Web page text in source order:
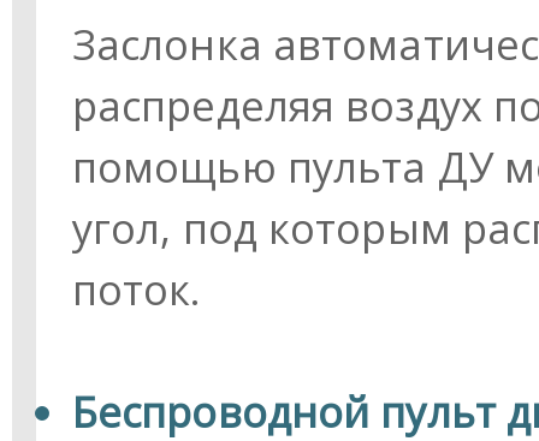
Заслонка
распределяя воздух
помощью пульта ДУ
угол, под которым
поток.
Беспроводной пульт